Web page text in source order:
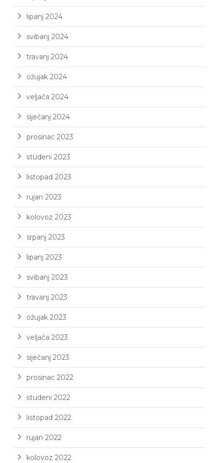
lipanj 2024
svibanj 2024
travanj 2024
ožujak 2024
veljača 2024
siječanj 2024
prosinac 2023
studeni 2023
listopad 2023
rujan 2023
kolovoz 2023
srpanj 2023
lipanj 2023
svibanj 2023
travanj 2023
ožujak 2023
veljača 2023
siječanj 2023
prosinac 2022
studeni 2022
listopad 2022
rujan 2022
kolovoz 2022